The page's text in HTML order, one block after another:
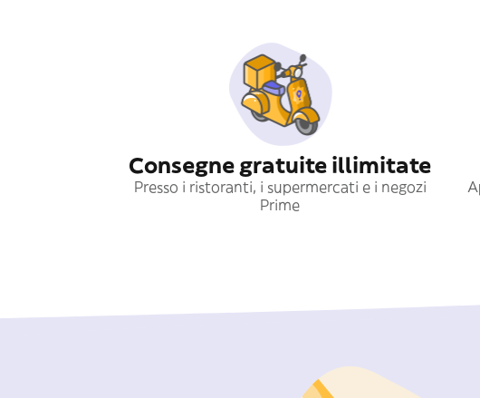
Consegne gratuite illimitate
Presso i ristoranti, i supermercati e i negozi
Prime